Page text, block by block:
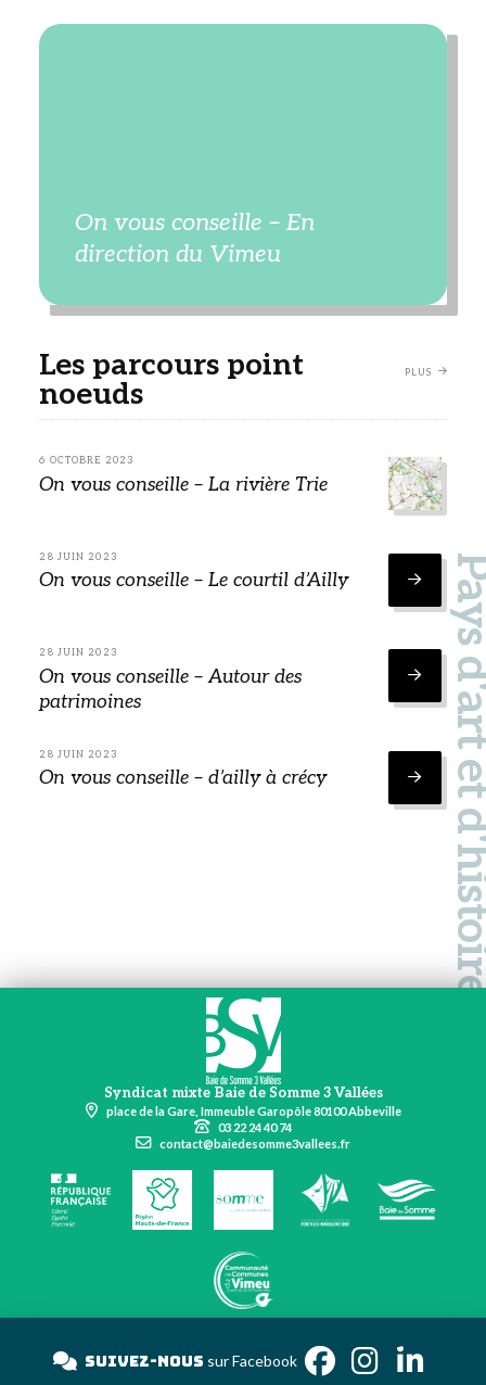
On vous conseille – En
direction du Vimeu
Les parcours point
noeuds
PLUS
6 OCTOBRE 2023
On vous conseille – La rivière Trie
28 JUIN 2023
On vous conseille – Le courtil d’Ailly
28 JUIN 2023
On vous conseille – Autour des
patrimoines
28 JUIN 2023
On vous conseille – d’ailly à crécy Pays
Syndicat mixte Baie de Somme 3 Vallées
place de la Gare, Immeuble Garopôle 80100 Abbeville
03 22 24 40 74
contact@baiedesomme3vallees.fr
Suivez-nous sur Faceboo